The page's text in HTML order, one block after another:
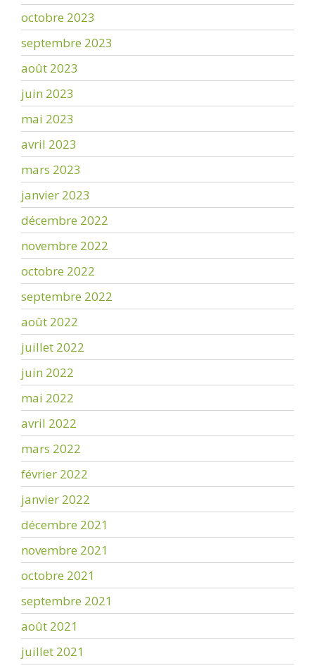
octobre 2023
septembre 2023
août 2023
juin 2023
mai 2023
avril 2023
mars 2023
janvier 2023
décembre 2022
novembre 2022
octobre 2022
septembre 2022
août 2022
juillet 2022
juin 2022
mai 2022
avril 2022
mars 2022
février 2022
janvier 2022
décembre 2021
novembre 2021
octobre 2021
septembre 2021
août 2021
juillet 2021